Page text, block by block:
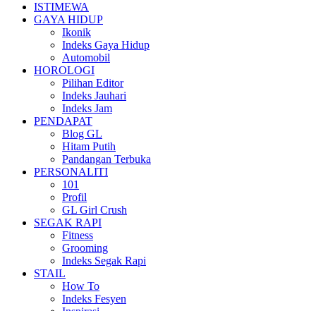
ISTIMEWA
GAYA HIDUP
Ikonik
Indeks Gaya Hidup
Automobil
HOROLOGI
Pilihan Editor
Indeks Jauhari
Indeks Jam
PENDAPAT
Blog GL
Hitam Putih
Pandangan Terbuka
PERSONALITI
101
Profil
GL Girl Crush
SEGAK RAPI
Fitness
Grooming
Indeks Segak Rapi
STAIL
How To
Indeks Fesyen